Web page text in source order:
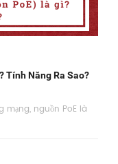
Tính Năng Ra Sao?
mạng, nguồn PoE là